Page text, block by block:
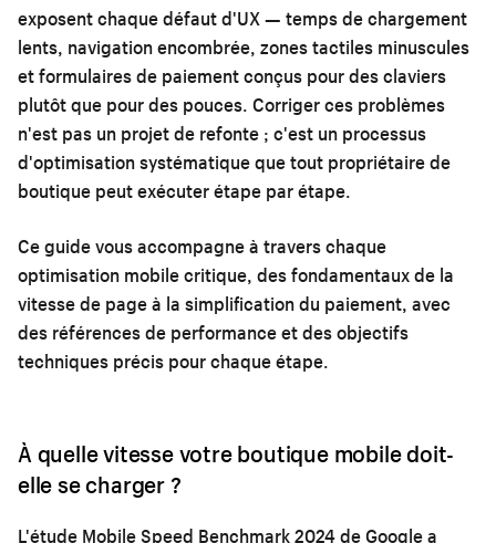
exposent chaque défaut d'UX — temps de chargement
lents, navigation encombrée, zones tactiles minuscules
et formulaires de paiement conçus pour des claviers
plutôt que pour des pouces. Corriger ces problèmes
n'est pas un projet de refonte ; c'est un processus
d'optimisation systématique que tout propriétaire de
boutique peut exécuter étape par étape.
Ce guide vous accompagne à travers chaque
optimisation mobile critique, des fondamentaux de la
vitesse de page à la simplification du paiement, avec
des références de performance et des objectifs
techniques précis pour chaque étape.
À quelle vitesse votre boutique mobile doit-
elle se charger ?
L'étude Mobile Speed Benchmark 2024 de Google a